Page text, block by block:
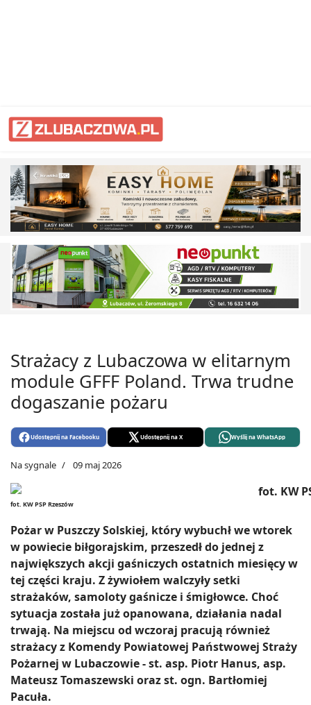
Strażacy z Lubaczowa w elitarnym
module GFFF Poland. Trwa trudne
dogaszanie pożaru
Udostępnij na Facebooku Udostępnij na X Wyślij na WhatsApp
Na sygnale 09 maj 2026
fot. KW PSP Rzeszów
Pożar w Puszczy Solskiej, który wybuchł we wtorek
w powiecie biłgorajskim, przeszedł do jednej z
największych akcji gaśniczych ostatnich miesięcy w
tej części kraju. Z żywiołem walczyły setki
strażaków, samoloty gaśnicze i śmigłowce. Choć
sytuacja została już opanowana, działania nadal
trwają. Na miejscu od wczoraj pracują również
strażacy z Komendy Powiatowej Państwowej Straży
Pożarnej w Lubaczowie - st. asp. Piotr Hanus, asp.
Mateusz Tomaszewski oraz st. ogn. Bartłomiej
Pacuła.